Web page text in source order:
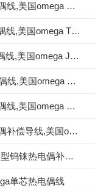
K型热电偶线,美国omega K型热电偶线
T型热电偶线,美国omega T型热电偶线
J型热电偶线,美国omega J型热电偶线
N型热电偶线,美国omega N型热电偶线
E型热电偶线,美国omega E型热电偶线
R/S热电偶补偿导线,美国omega热电偶补偿导线
omega C型钨铼热电偶补偿导线
单芯热电偶线